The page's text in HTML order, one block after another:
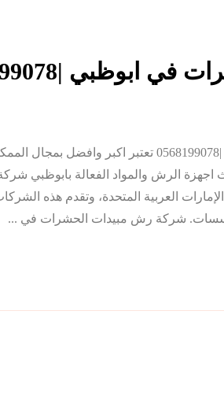
|0568199078
شركة مكافحة حشرات في ابوظبي |0568199078 تعتبر اكبر وافضل
الرش والمواد الفعالة بابوظبي
العربية المتحدة، وتقدم هذه
شركة رش مبيدات الحشرات في ...